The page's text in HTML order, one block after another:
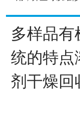
多样品有
统的特点
剂干燥回